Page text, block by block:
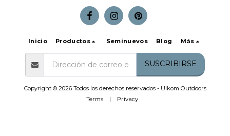
Inicio Productos Seminuevos Blog Más
SUSCRIBIRSE
Copyright © 2026 Todos los derechos reservados - Ulkom Outdoors
Terms| Privacy